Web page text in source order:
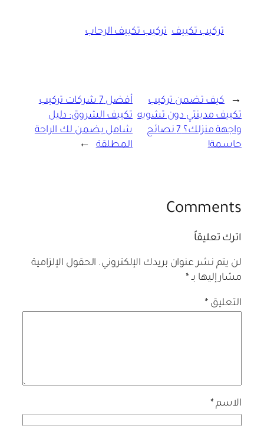
تركيب تكييف تركيب تكييف الرحاب
←
كيف تضمن تركيب
تكييف مدينتي دون تشويه
واجهة منزلك؟ 7 نصائح
حاسمة!
أفضل 7 شركات تركيب
تكييف الشروق: دليل
شامل يضمن لك الراحة
المطلقة
→
Comments
اترك تعليقاً
لن يتم نشر عنوان بريدك الإلكتروني. الحقول الإلزامية
مشار إليها بـ*
التعليق*
الاسم*